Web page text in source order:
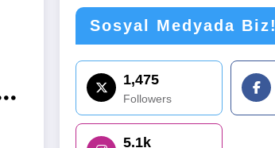
Sosyal Medyada Biz!
1,475
Followers
5.1k